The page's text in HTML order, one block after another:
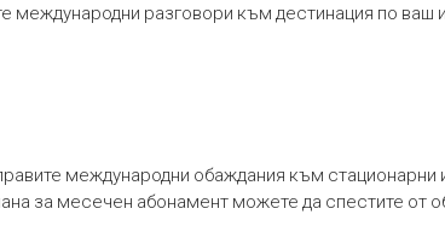
международни разговори към дестинация по ваш
международни обаждания към стационарни
за месечен абонамент можете да спестите от